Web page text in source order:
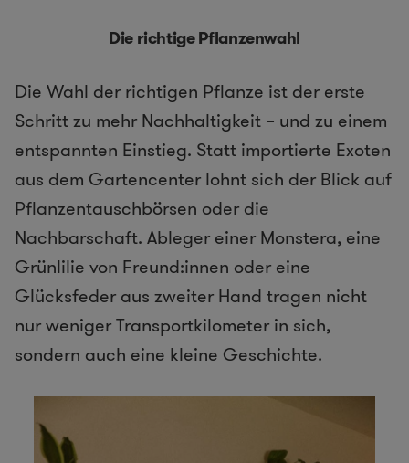
Die richtige Pflanzenwahl
Die Wahl der richtigen Pflanze ist der erste
Schritt zu mehr Nachhaltigkeit – und zu einem
entspannten Einstieg. Statt importierte Exoten
aus dem Gartencenter lohnt sich der Blick auf
Pflanzentauschbörsen oder die
Nachbarschaft. Ableger einer Monstera, eine
Grünlilie von Freund:innen oder eine
Glücksfeder aus zweiter Hand tragen nicht
nur weniger Transportkilometer in sich,
sondern auch eine kleine Geschichte.